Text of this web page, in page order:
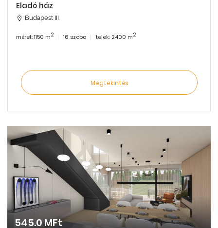
Eladó ház
Budapest III.
méret: 1150 m2 16 szoba telek: 2400 m2
Megtekintés
545.0 MFt